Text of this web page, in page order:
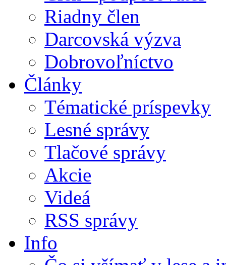
Riadny člen
Darcovská výzva
Dobrovoľníctvo
Články
Tématické príspevky
Lesné správy
Tlačové správy
Akcie
Videá
RSS správy
Info